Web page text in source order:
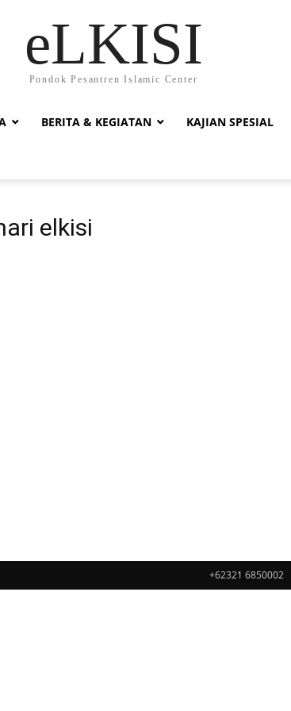
eLKISI
Pondok Pesantren Islamic Center
BERITA & KEGIATAN KAJIAN SPESIAL
elkisi
+62321 6850002